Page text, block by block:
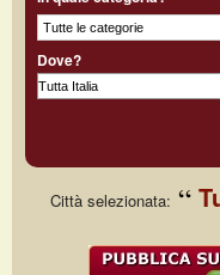
Dove?
Città selezionata: